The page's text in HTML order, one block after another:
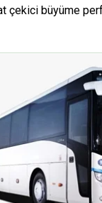
çekici büyüme